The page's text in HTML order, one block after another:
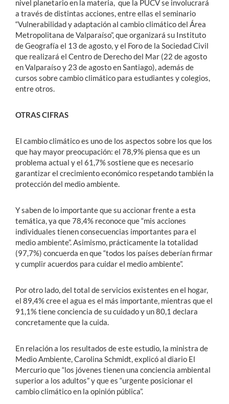
nivel planetario en la materia, que la PUCV se involucrará
a través de distintas acciones, entre ellas el seminario
“Vulnerabilidad y adaptación al cambio climático del Área
Metropolitana de Valparaíso”, que organizará su Instituto
de Geografía el 13 de agosto, y el Foro de la Sociedad Civil
que realizará el Centro de Derecho del Mar (22 de agosto
en Valparaíso y 23 de agosto en Santiago), además de
cursos sobre cambio climático para estudiantes y colegios,
entre otros.
OTRAS CIFRAS
El cambio climático es uno de los aspectos sobre los que los
que hay mayor preocupación: el 78,9% piensa que es un
problema actual y el 61,7% sostiene que es necesario
garantizar el crecimiento económico respetando también la
protección del medio ambiente.
Y saben de lo importante que su accionar frente a esta
temática, ya que 78,4% reconoce que “mis acciones
individuales tienen consecuencias importantes para el
medio ambiente”. Asimismo, prácticamente la totalidad
(97,7%) concuerda en que “todos los países deberían firmar
y cumplir acuerdos para cuidar el medio ambiente”.
Por otro lado, del total de servicios existentes en el hogar,
el 89,4% cree el agua es el más importante, mientras que el
91,1% tiene conciencia de su cuidado y un 80,1 declara
concretamente que la cuida.
En relación a los resultados de este estudio, la ministra de
Medio Ambiente, Carolina Schmidt, explicó al diario El
Mercurio que “los jóvenes tienen una conciencia ambiental
superior a los adultos” y que es “urgente posicionar el
cambio climático en la opinión pública”.